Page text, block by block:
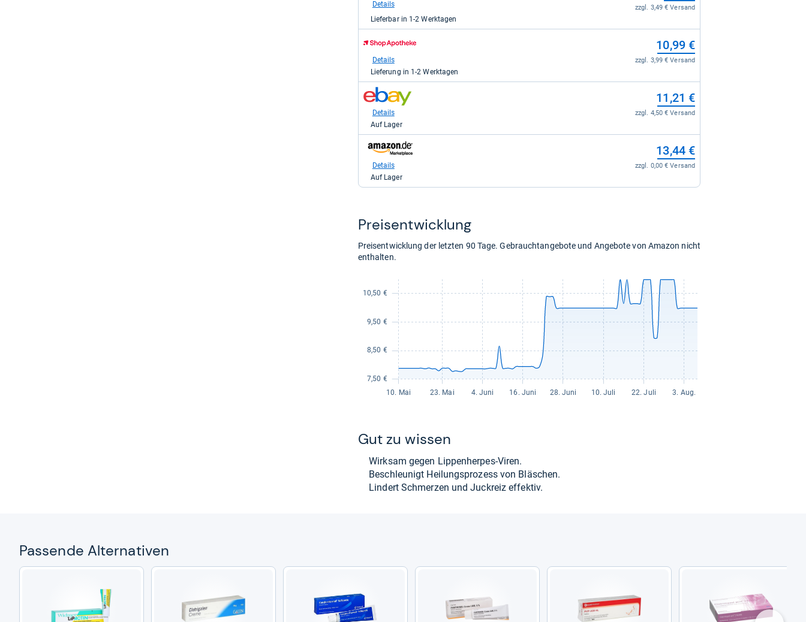
medpex
9,99
kaufen.
zzgl. 3,49 € Versand
Details
Lieferbar in 1-2 Werktagen
Shop:
Shop
Apotheke
für
10,99
kaufen.
10,99 €
zzgl. 3,99 € Versand
Details
Lieferung in 1-2 Werktagen
zum
Shop:
für
kaufen.
11,21 €
zzgl. 4,50 € Versand
Details
Auf Lager
zum
Shop:
für
13,44 €
zzgl. 0,00 € Versand
Details
Auf Lager
Preis­ent­wick­lung
Preisentwicklung der letzten 90 Tage. Gebrauchtangebote und Angebote von Amazon nicht
enthalten.
Gut zu wis­sen
Wirk­sam gegen Lip­pen­her­pes-​Viren.
Beschleu­nigt Hei­lungs­pro­zess von Bläs­chen.
Lin­dert Schmer­zen und Juck­reiz effek­tiv.
Pas­sende Alter­na­ti­ven